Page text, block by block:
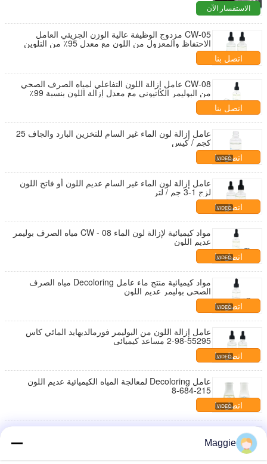
الاستفسار الآن
CW-05 مزدوج الوظيفة عالية الوزن الجزيئي العامل
الاحتفاظ والمعزول من اللون مع معدل 95٪ من التلوين
اتصل بنا
CW-08 عامل إزالة اللون التفاعلي لمياه الصرف الصحي
من البوليمر الكاتيوني مع معدل إزالة اللون بنسبة 99٪
وإزالة COD بنسبة 80٪ للنفايات السائلة النسيجية
اتصل بنا
عامل إزالة لون الماء غير السام للتخزين البارد والجاف 25
كجم / كيس
اتصل بنا
عامل إزالة لون الماء غير السام عديم اللون أو فاتح اللون
لزج 1-3 جم / لتر
اتصل بنا
مواد كيميائية لإزالة لون الماء CW - 08 مياه الصرف بوليمر
عديم اللون
اتصل بنا
مواد كيميائية منتج ماء عامل Decoloring مياه الصرف
الصحي بوليمر عديم اللون
اتصل بنا
عامل إزالة اللون من البوليمر فورمالديهايد المائي كاس
55295-98-2 مساعد كيميائي
اتصل بنا
عامل Decoloring لمعالجة المياه الكيميائية عديم اللون
215-684-8
اتصل بنا
مياه الصرف الصحي
اتصل بنا
Maggie